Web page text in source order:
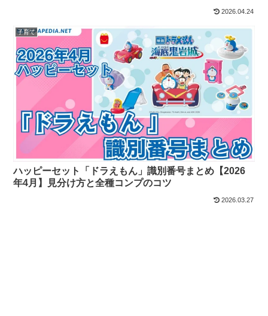
2026.04.24
子育て
ハッピーセット「ドラえもん」識別番号まとめ【2026
年4月】見分け方と全種コンプのコツ
2026.03.27